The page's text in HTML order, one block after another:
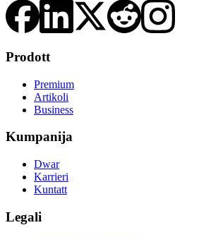
Prodott
Premium
Artikoli
Business
Kumpanija
Dwar
Karrieri
Kuntatt
Legali